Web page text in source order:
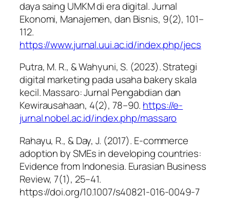
daya saing UMKM di era digital.Jurnal
Ekonomi, Manajemen, dan Bisnis, 9(2), 101–
112.
https://www.jurnal.uui.ac.id/index.php/jecs
Putra, M. R., & Wahyuni, S. (2023). Strategi
digital marketing pada usaha bakery skala
kecil.Massaro: Jurnal Pengabdian dan
Kewirausahaan, 4(2), 78–90. https://e-
jurnal.nobel.ac.id/index.php/massaro
Rahayu, R., & Day, J. (2017). E-commerce
adoption by SMEs in developing countries:
Evidence from Indonesia. Eurasian Business
Review, 7(1), 25–41.
https://doi.org/10.1007/s40821-016-0049-7